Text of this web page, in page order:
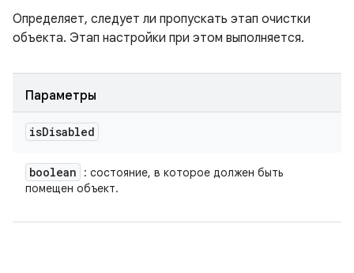
Определяет, следует ли пропускать этап очистки
объекта. Этап настройки при этом выполняется.
Параметры
isDisabled
boolean
: состояние, в которое должен быть
помещен объект.